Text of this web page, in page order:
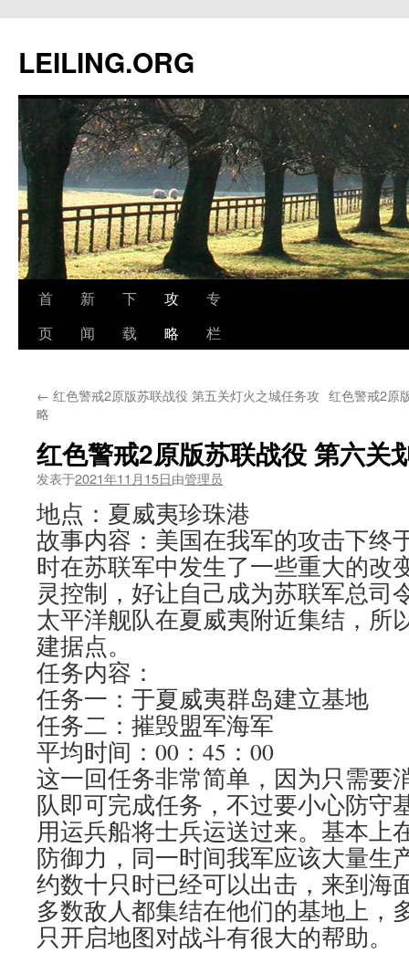
文
LEILING.ORG
首
页
新
闻
下
载
攻
略
专
栏
← 红色警戒2原版苏联战役 第五关灯火之城任务攻
略
红色警戒2原
红色警戒2原版苏联战役 第六关
发表于2021年11月15日由管理员
地点：夏威夷珍珠港
故事内容：美国在我军的攻击下终
时在苏联军中发生了一些重大的改
灵控制，好让自己成为苏联军总司
太平洋舰队在夏威夷附近集结，所
建据点。
任务内容：
任务一：于夏威夷群岛建立基地
任务二：摧毁盟军海军
平均时间：00：45：00
这一回任务非常简单，因为只需要
队即可完成任务，不过要小心防守
用运兵船将士兵运送过来。基本上
防御力，同一时间我军应该大量生
约数十只时已经可以出击，来到海
多数敌人都集结在他们的基地上，
只开启地图对战斗有很大的帮助。